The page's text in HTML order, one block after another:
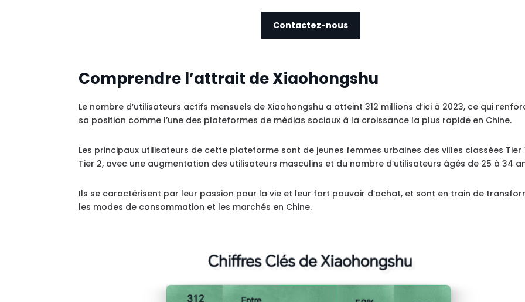
Contactez-nous
Comprendre l’attrait de Xiaohongshu
Le nombre d’utilisateurs actifs mensuels de Xiaohongshu a atteint 312 millions d’ici à 2023, ce qui
sa position comme l’une des plateformes de médias sociaux à la croissance la plus rapide en Chine.
Les principaux utilisateurs de cette plateforme sont de jeunes femmes urbaines des villes classées Tier
Tier 2, avec une augmentation des utilisateurs masculins et du nombre d’utilisateurs âgés de 25 à 34
Ils se caractérisent par leur passion pour la vie et leur fort pouvoir d’achat, et sont en train de
les modes de consommation et les marchés en Chine.